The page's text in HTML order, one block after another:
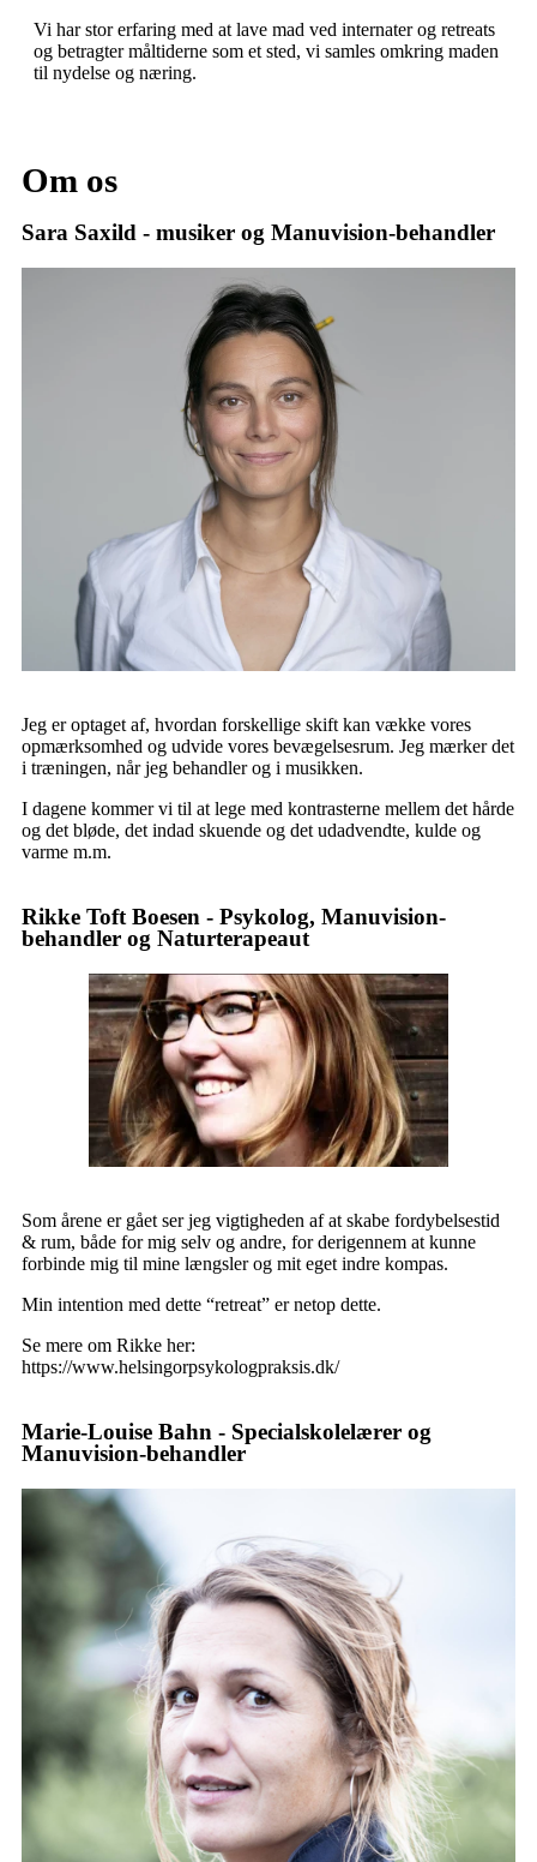
Vi har stor erfaring med at lave mad ved internater og retreats
og betragter måltiderne som et sted, vi samles omkring maden
til nydelse og næring.
Om os
Sara Saxild - musiker og Manuvision-behandler
Jeg er optaget af, hvordan forskellige skift kan vække vores
opmærksomhed og udvide vores bevægelsesrum. Jeg mærker det
i træningen, når jeg behandler og i musikken.
I dagene kommer vi til at lege med kontrasterne mellem det hårde
og det bløde, det indad skuende og det udadvendte, kulde og
varme m.m.
Rikke Toft Boesen - Psykolog, Manuvision-
behandler og Naturterapeaut
Som årene er gået ser jeg vigtigheden af at skabe fordybelsestid
& rum, både for mig selv og andre, for derigennem at kunne
forbinde mig til mine længsler og mit eget indre kompas.
Min intention med dette “retreat” er netop dette.
Se mere om Rikke her:
https://www.helsingorpsykologpraksis.dk/
Marie-Louise Bahn - Specialskolelærer og
Manuvision-behandler